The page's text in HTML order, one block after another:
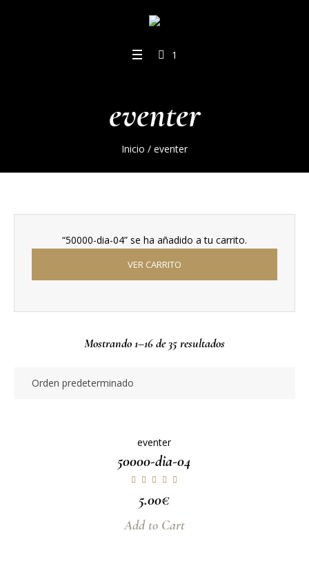
1
eventer
Inicio / eventer
“50000-dia-04” se ha añadido a tu carrito.
VER CARRITO
Mostrando 1–16 de 35 resultados
eventer
50000-dia-04
5.00€
Add to Cart